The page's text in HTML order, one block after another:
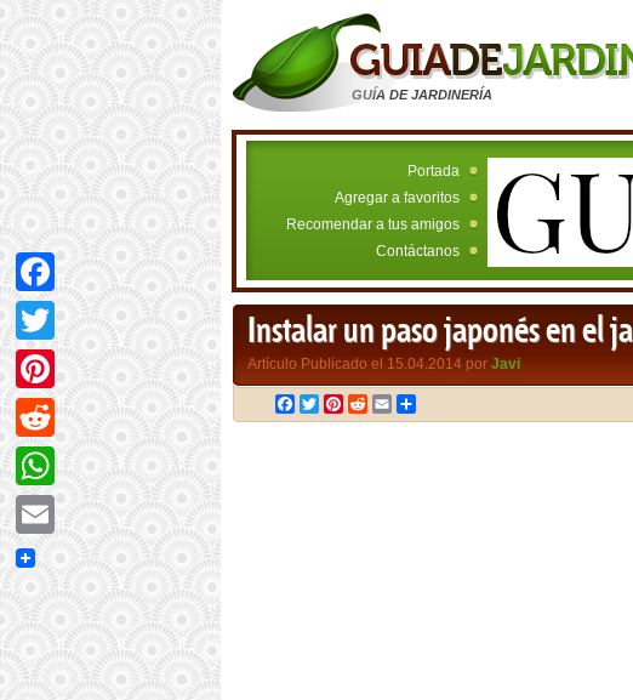
GUÍA DE JARDINERÍA
Portada
Agregar a favoritos
Recomendar a tus amigos
Contáctanos
Instalar un paso japonés en el
Artículo Publicado el 15.04.2014 por Javi
Facebook
TwitterPinterest
RedditEmail
Facebook
Twitter
Pinterest
Reddit
WhatsApp
Email